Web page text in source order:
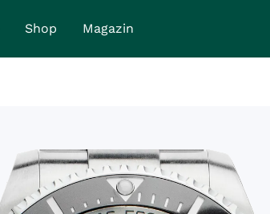
Shop Magazin